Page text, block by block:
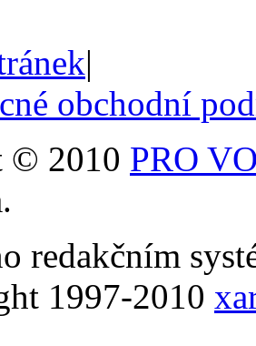
|
obchodní
© 2010 PRO
redakčním
1997-2010